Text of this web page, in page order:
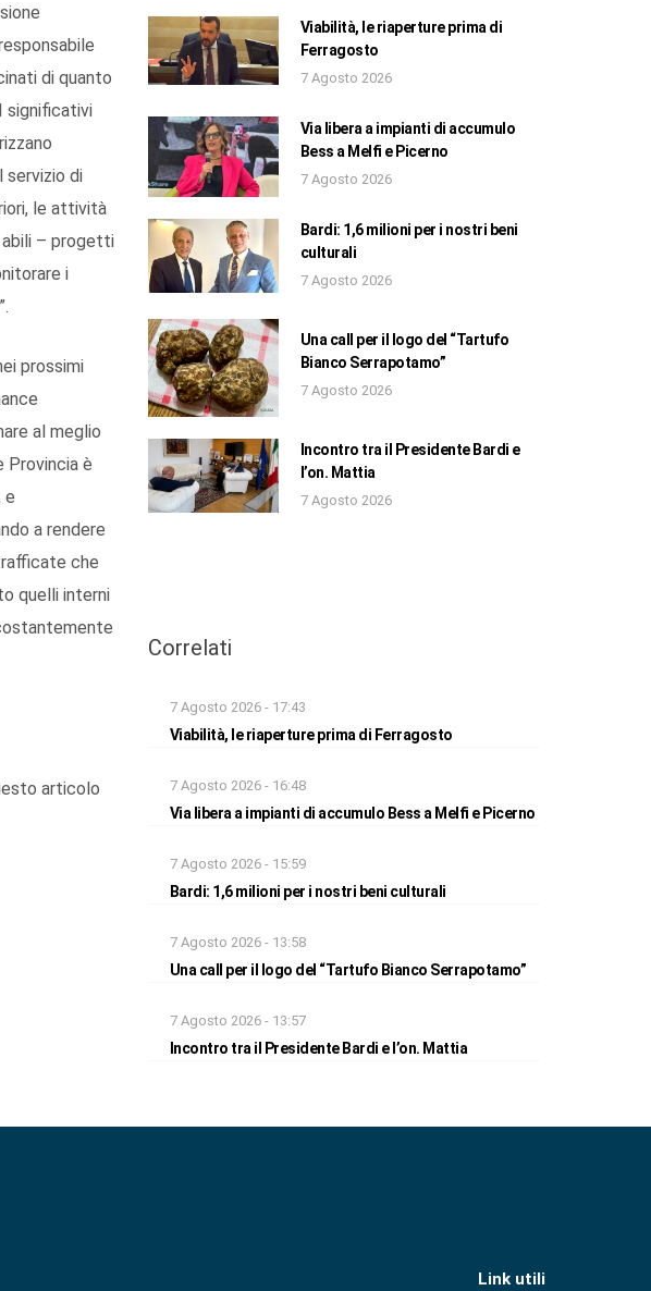
di quanto
significativi
di
le attività
abili – progetti
i
prossimi
al meglio
Provincia è
e
a rendere
che
quelli interni
articolo
Viabilità, le riaperture prima di
Ferragosto
7 Agosto 2026
Via libera a impianti di accumulo
Bess a Melfi e Picerno
7 Agosto 2026
Bardi: 1,6 milioni per i nostri beni
culturali
7 Agosto 2026
Una call per il logo del “Tartufo
Bianco Serrapotamo”
7 Agosto 2026
Incontro tra il Presidente Bardi e
l’on. Mattia
7 Agosto 2026
Correlati
7 Agosto 2026 - 17:43
Viabilità, le riaperture prima di Ferragosto
7 Agosto 2026 - 16:48
Via libera a impianti di accumulo Bess a Melfi e Picerno
7 Agosto 2026 - 15:59
Bardi: 1,6 milioni per i nostri beni culturali
7 Agosto 2026 - 13:58
Una call per il logo del “Tartufo Bianco Serrapotamo”
7 Agosto 2026 - 13:57
Incontro tra il Presidente Bardi e l’on. Mattia
Link utili